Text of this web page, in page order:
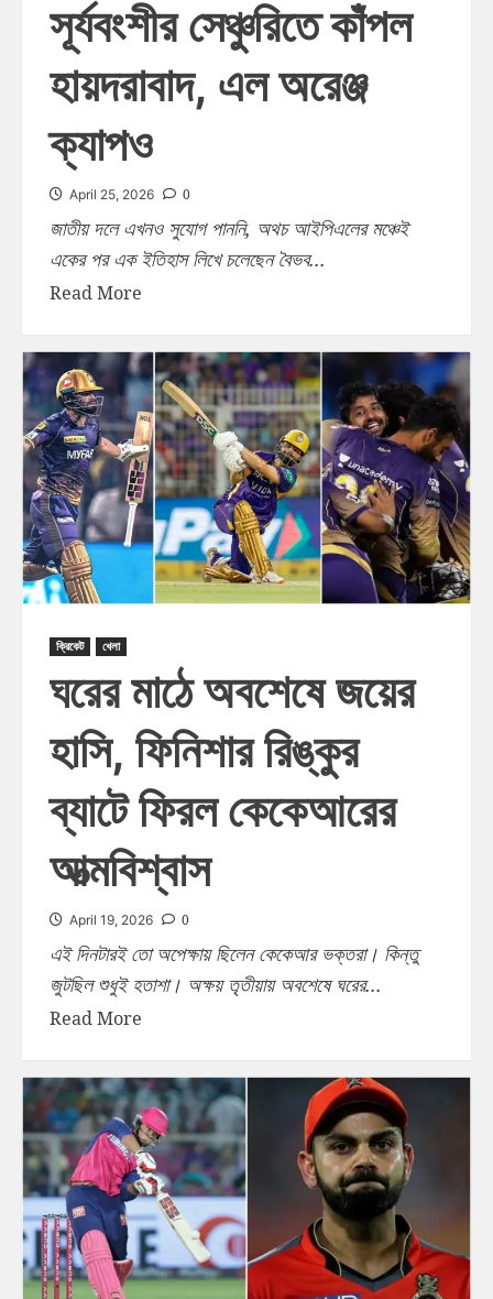
সূর্যবংশীর সেঞ্চুরিতে কাঁপল
হায়দরাবাদ, এল অরেঞ্জ
ক্যাপও
April 25, 2026 0
জাতীয় দলে এখনও সুযোগ পাননি, অথচ আইপিএলের মঞ্চেই
একের পর এক ইতিহাস লিখে চলেছেন বৈভব...
Read More
ক্রিকেট খেলা
ঘরের মাঠে অবশেষে জয়ের
হাসি, ফিনিশার রিঙ্কুর
ব্যাটে ফিরল কেকেআরের
আত্মবিশ্বাস
April 19, 2026 0
এই দিনটারই তো অপেক্ষায় ছিলেন কেকেআর ভক্তরা। কিন্তু
জুটছিল শুধুই হতাশা। অক্ষয় তৃতীয়ায় অবশেষে ঘরের...
Read More